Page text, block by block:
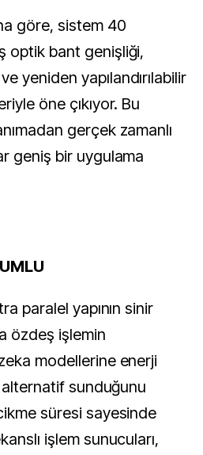
göre, sistem 40
optik bant genişliği,
yeniden yapılandırılabilir
öne çıkıyor. Bu
gerçek zamanlı
geniş bir uygulama
paralel yapının sinir
özdeş işlemin
modellerine enerji
alternatif sunduğunu
süresi sayesinde
işlem sunucuları,